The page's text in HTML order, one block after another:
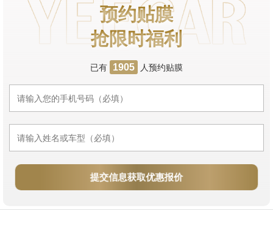
预约贴膜
抢限时福利
已有 1905 人预约贴膜
提交信息获取优惠报价